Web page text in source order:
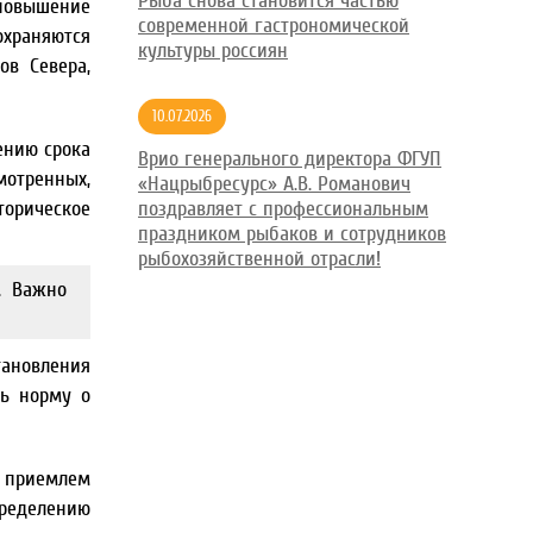
Севера,
срока
Важно
норму о
современной гастрономической
культуры россиян
10.07.2026
Врио генерального директора ФГУП
«Нацрыбресурс» А.В. Романович
поздравляет с профессиональным
праздником рыбаков и сотрудников
рыбохозяйственной отрасли!